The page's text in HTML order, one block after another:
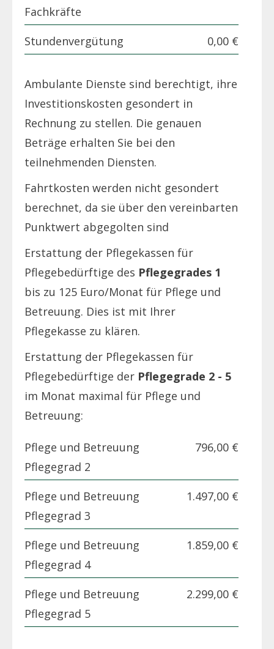
Fachkräfte
Stundenvergütung 0,00 €
Ambulante Dienste sind berechtigt, ihre
Investitionskosten gesondert in
Rechnung zu stellen. Die genauen
Beträge erhalten Sie bei den
teilnehmenden Diensten.
Fahrtkosten werden nicht gesondert
berechnet, da sie über den vereinbarten
Punktwert abgegolten sind
Erstattung der Pflegekassen für
Pflegebedürftige des Pflegegrades 1
bis zu 125 Euro/Monat für Pflege und
Betreuung. Dies ist mit Ihrer
Pflegekasse zu klären.
Erstattung der Pflegekassen für
Pflegebedürftige der Pflegegrade 2 - 5
im Monat maximal für Pflege und
Betreuung:
Pflege und Betreuung
Pflegegrad 2
796,00 €
Pflege und Betreuung
Pflegegrad 3
1.497,00 €
Pflege und Betreuung
Pflegegrad 4
1.859,00 €
Pflege und Betreuung
Pflegegrad 5
2.299,00 €